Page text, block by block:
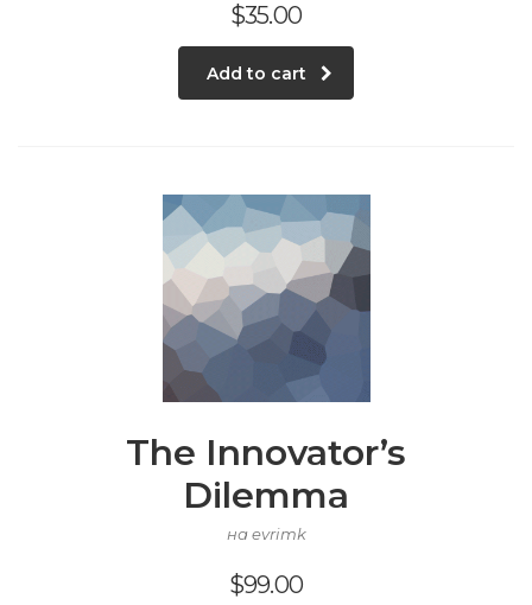
$35.00
Add to cart
The Innovator’s
Dilemma
на evrimk
$99.00